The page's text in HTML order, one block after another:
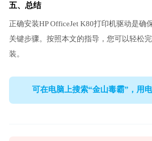
五、总结
正确安装HP OfficeJet K80打印机驱动是确
关键步骤。按照本文的指导，您可以轻松
装。
可在电脑上搜索“金山毒霸”，用